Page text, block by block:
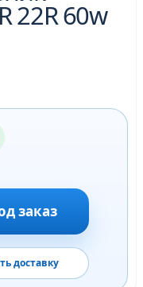
22R 60w
заказ
доставку